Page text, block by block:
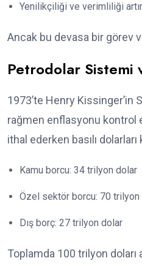
Yenilikçiliği ve verimliliği
Ancak bu devasa bir görev
Petrodolar Sistemi
1973’te Henry Kissinger’in
rağmen enflasyonu kontrol
ithal ederken basılı
Kamu borcu: 34 trilyon dolar
Özel sektör borcu: 70 trilyon
Dış borç: 27 trilyon dolar
Toplamda 100 trilyon